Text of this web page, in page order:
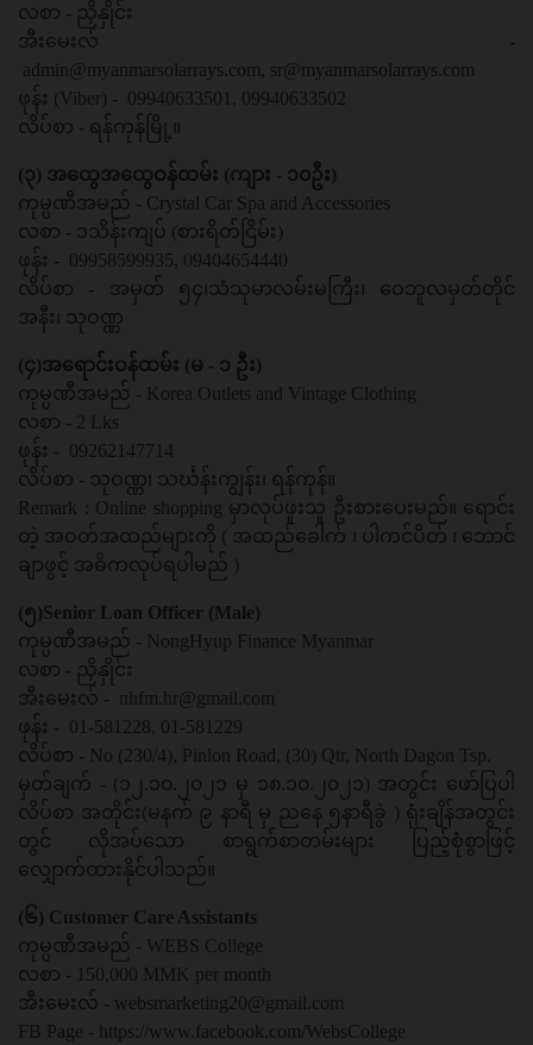
လစာ - ညှိနှိုင်း
အီးမေးလ် -
admin@myanmarsolarrays.com, sr@myanmarsolarrays.com
ဖုန်း (Viber) - 09940633501, 09940633502
လိပ်စာ - ရန်ကုန်မြို့။
(၃) အထွေအထွေဝန်ထမ်း (ကျား - ၁၀ဦး)
ကုမ္ပဏီအမည် - Crystal Car Spa and Accessories
လစာ - ၁သိန်းကျပ် (စားရိတ်ငြိမ်း)
ဖုန်း - 09958599935, 09404654440
လိပ်စာ - အမှတ် ၅၄၊သံသုမာလမ်းမကြီး၊ ဝေဘူလမှတ်တိုင်
အနီး၊ သုဝဏ္ဏ
(၄)အရောင်းဝန်ထမ်း (မ - ၁ ဦး)
ကုမ္ပဏီအမည် - Korea Outlets and Vintage Clothing
လစာ - 2 Lks
ဖုန်း - 09262147714
လိပ်စာ - သုဝဏ္ဏ၊ သင်္ဃန်းကျွန်း၊ ရန်ကုန်။
Remark : Online shopping မှာလုပ်ဖူးသူ ဦးစားပေးမည်။ ရောင်း
တဲ့ အဝတ်အထည်များကို ( အထည်ခေါက် ၊ ပါကင်ပိတ် ၊ ဘောင်
ချာဖွင့် အဓိကလုပ်ရပါမည် )
(၅)Senior Loan Officer (Male)
ကုမ္ပဏီအမည် - NongHyup Finance Myanmar
လစာ - ညှိနှိုင်း
အီးမေးလ် - nhfm.hr@gmail.com
ဖုန်း - 01-581228, 01-581229
လိပ်စာ - No (230/4), Pinlon Road, (30) Qtr, North Dagon Tsp.
မှတ်ချက် - (၁၂.၁၀.၂၀၂၁ မှ ၁၈.၁၀.၂၀၂၁) အတွင်း ဖော်ပြပါ
လိပ်စာ အတိုင်း(မနက် ၉ နာရီ မှ ညနေ ၅နာရီခွဲ ) ရုံးချိန်အတွင်း
တွင် လိုအပ်သော စာရွက်စာတမ်းများ ပြည့်စုံစွာဖြင့်
လျှောက်ထားနိုင်ပါသည်။
(၆) Customer Care Assistants
ကုမ္ပဏီအမည် - WEBS College
လစာ - 150,000 MMK per month
အီးမေးလ် - websmarketing20@gmail.com
FB Page - https://www.facebook.com/WebsCollege